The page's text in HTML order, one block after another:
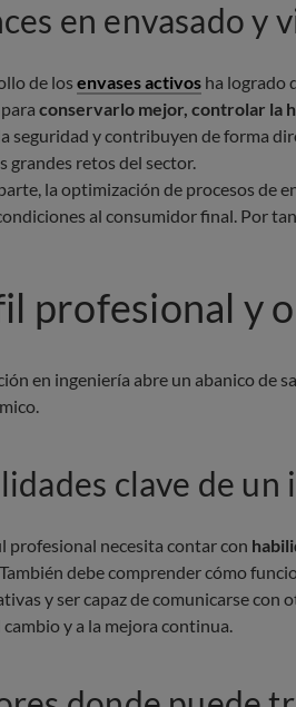
en envasado y
de los envases activos ha logrado
conservarlo mejor, controlar la
seguridad y contribuyen de forma
grandes retos del sector.
la optimización de procesos de
al consumidor final. Por
profesional y
en ingeniería abre un abanico de
clave de
profesional necesita contar con
debe comprender cómo
y ser capaz de comunicarse con
y a la mejora continua.